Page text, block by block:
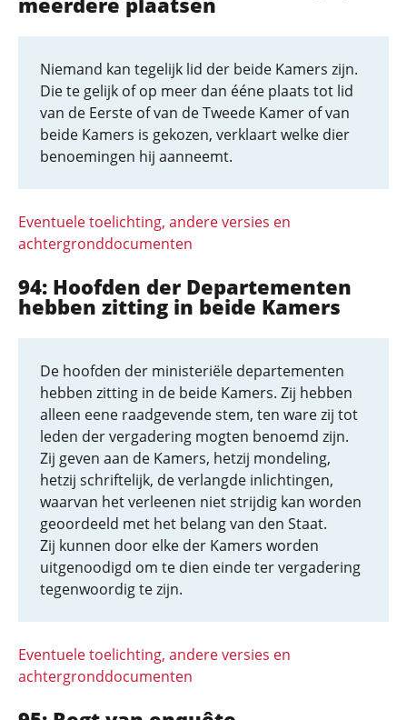
Niemand kan tegelijk lid der beide Kamers zijn.
Die te gelijk of op meer dan ééne plaats tot lid
van de Eerste of van de Tweede Kamer of van
beide Kamers is gekozen, verklaart welke dier
benoemingen hij aanneemt.
Eventuele toelichting, andere versies en
achtergronddocumenten
94: Hoofden der Departementen
hebben zitting in beide Kamers
De hoofden der ministeriële departementen
hebben zitting in de beide Kamers. Zij hebben
alleen eene raadgevende stem, ten ware zij tot
leden der vergadering mogten benoemd zijn.
Zij geven aan de Kamers, hetzij mondeling,
hetzij schriftelijk, de verlangde inlichtingen,
waarvan het verleenen niet strijdig kan worden
geoordeeld met het belang van den Staat.
Zij kunnen door elke der Kamers worden
uitgenoodigd om te dien einde ter vergadering
tegenwoordig te zijn.
Eventuele toelichting, andere versies en
achtergronddocumenten